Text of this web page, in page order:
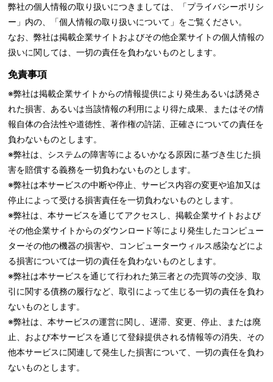
弊社の個人情報の取り扱いにつきましては、「プライバシーポリシ
ー」内の、「個人情報の取り扱いについて」をご覧ください。
なお、弊社は掲載企業サイトおよびその他企業サイトの個人情報の
扱いに関しては、一切の責任を負わないものとします。
免責事項
※弊社は掲載企業サイトからの情報提供により発生あるいは誘発さ
れた損害、あるいは当該情報の利用により得た成果、またはその情
報自体の合法性や道徳性、著作権の許諾、正確さについての責任を
負わないものとします。
※弊社は、システムの障害等によるいかなる原因に基づき生じた損
害を賠償する義務を一切負わないものとします。
※弊社は本サービスの中断や停止、サービス内容の変更や追加又は
停止によって受ける損害責任を一切負わないものとします。
※弊社は、本サービスを通じてアクセスし、掲載企業サイトおよび
その他企業サイトからのダウンロード等により発生したコンピュー
ターその他の機器の損害や、コンピューターウィルス感染などによ
る損害については一切の責任を負わないものとします。
※弊社は本サービスを通じて行われた第三者との売買等の交渉、取
引に関する債務の履行など、取引によって生じる一切の責任を負わ
ないものとします。
※弊社は、本サービスの運営に関し、遅滞、変更、停止、または廃
止、および本サービスを通じて登録提供される情報等の消失、その
他本サービスに関連して発生した損害について、一切の責任を負わ
ないものとします。